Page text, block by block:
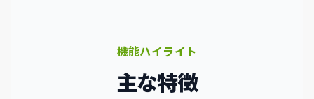
機能ハイライト
主な特徴